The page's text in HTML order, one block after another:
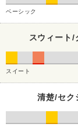
ベーシック
スウィート/
スイート
清楚/セク